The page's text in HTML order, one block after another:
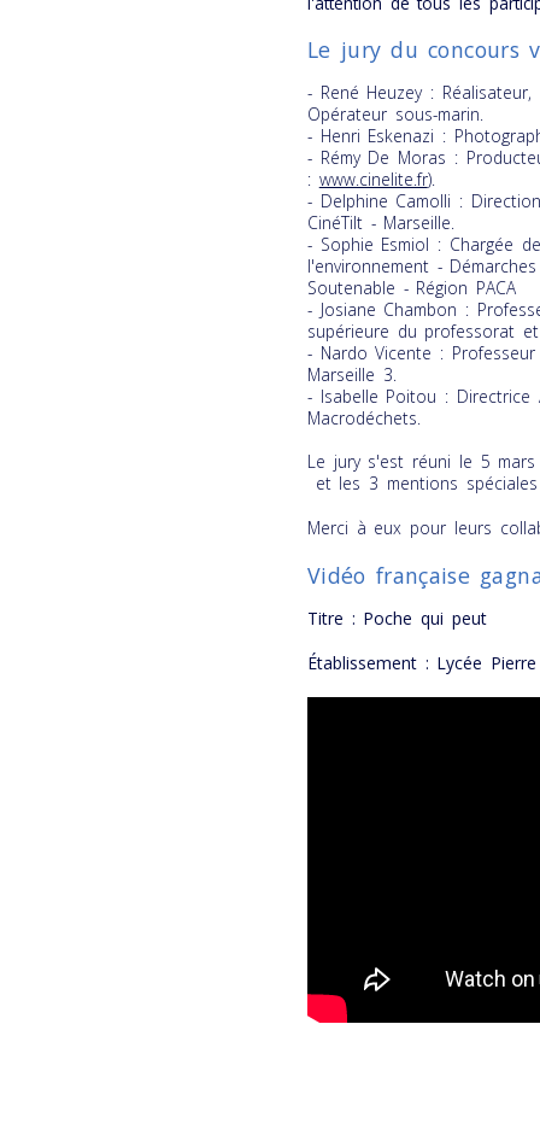
Le jury du concours
- René Heuzey :
Opérateur sous-marin.
- Henri Eskenazi :
- Rémy De Moras :
: www.cinelite.fr).
- Delphine Camolli :
CinéTilt - Marseille.
- Sophie Esmiol : Chargée
l'environnement -
Soutenable - Région PACA
- Josiane Chambon :
supérieure du professorat
- Nardo Vicente :
Marseille 3.
- Isabelle Poitou : Directrice
Macrodéchets.
Le jury s'est réuni le 5
et les 3 mentions spéciales
Merci à eux pour leurs
Vidéo française
Titre : Poche qui peut
Établissement : Lycée